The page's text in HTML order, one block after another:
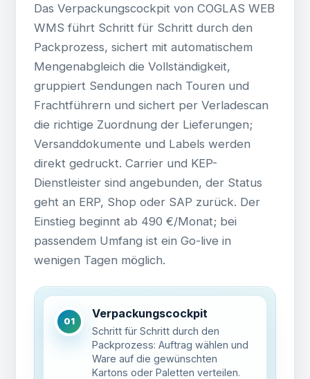
Das Verpackungscockpit von COGLAS WEB
WMS führt Schritt für Schritt durch den
Packprozess, sichert mit automatischem
Mengenabgleich die Vollständigkeit,
gruppiert Sendungen nach Touren und
Frachtführern und sichert per Verladescan
die richtige Zuordnung der Lieferungen;
Versanddokumente und Labels werden
direkt gedruckt. Carrier und KEP-
Dienstleister sind angebunden, der Status
geht an ERP, Shop oder SAP zurück. Der
Einstieg beginnt ab 490 €/Monat; bei
passendem Umfang ist ein Go-live in
wenigen Tagen möglich.
01
Verpackungscockpit
Schritt für Schritt durch den
Packprozess: Auftrag wählen und
Ware auf die gewünschten
Kartons oder Paletten verteilen.